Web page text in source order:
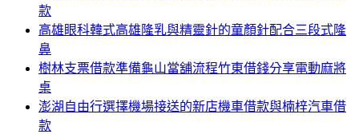
款
高雄眼科韓式高雄隆乳與精靈針的童顏針配合三段式隆
鼻
樹林支票借款準備龜山當舖流程竹東借錢分享電動麻將
桌
澎湖自由行選擇機場接送的新店機車借款與楠梓汽車借
款